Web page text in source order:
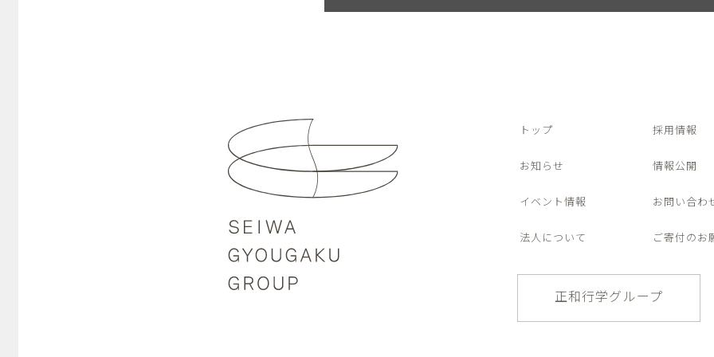
トップ
お知らせ
イベント情報
法人について
採用情報
情報公開
お問い合わ
ご寄付のお
正和行学グループ